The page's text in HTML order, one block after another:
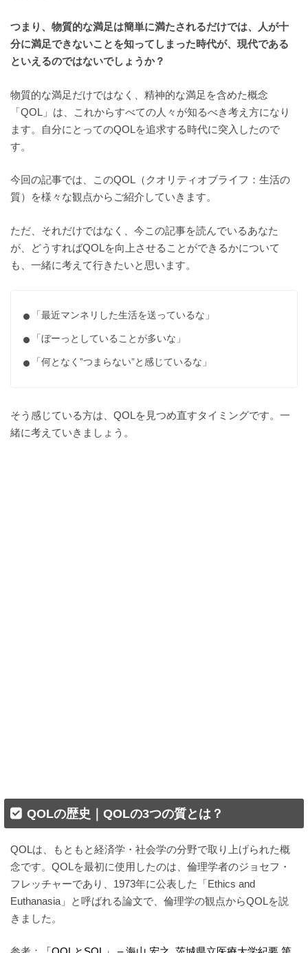
つまり、物質的な満足は簡単に満たされるだけでは、人が十
分に満足できないことを知ってしまった時代が、現代である
といえるのではないでしょうか？
物質的な満足だけではなく、精神的な満足を含めた概念
「QOL」は、これからすべての人々が知るべき考え方になり
ます。自分にとってのQOLを追求する時代に突入したので
す。
今回の記事では、このQOL（クオリティオブライフ：生活の
質）を様々な観点からご紹介していきます。
ただ、それだけではなく、今この記事を読んでいるあなた
が、どうすればQOLを向上させることができるかについて
も、一緒に考えて行きたいと思います。
「最近マンネリした生活を送っているな」
「ぼーっとしていることが多いな」
「何となく”つまらない”と感じているな」
そう感じている方は、QOLを見つめ直すタイミングです。一
緒に考えていきましょう。
QOLの歴史｜QOLの3つの質とは？
QOLは、もともと経済学・社会学の分野で取り上げられた概
念です。QOLを最初に使用したのは、倫理学者のジョセフ・
フレッチャーであり、1973年に公表した「Ethics and
Euthanasia」と呼ばれる論文で、倫理学の観点からQOLを説
きました。